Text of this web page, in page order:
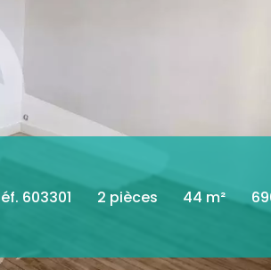
603301 2 pièces 44 m²